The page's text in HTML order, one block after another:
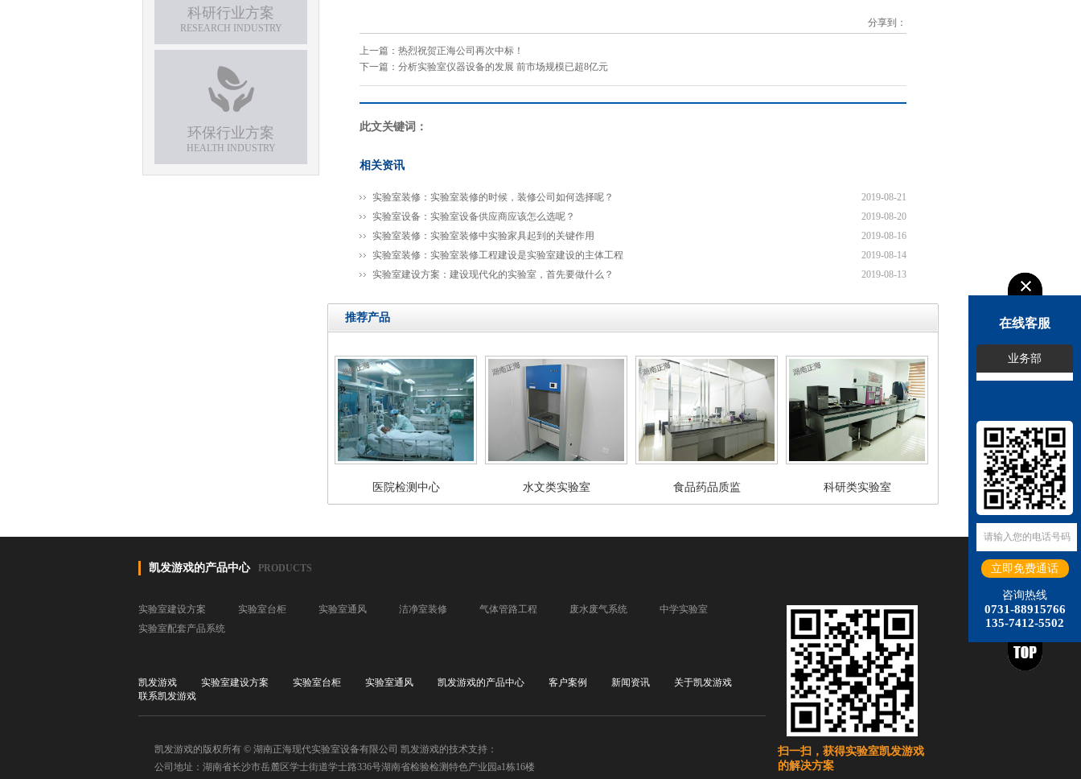
科研行业方案
RESEARCH INDUSTRY
环保行业方案
HEALTH INDUSTRY
分享到：
上一篇： 热烈祝贺正海公司再次中标！
下一篇： 分析实验室仪器设备的发展 前市场规模已超8亿元
此文关键词：
相关资讯
实验室装修：实验室装修的时候，装修公司如何选择呢？
2019-08-21
实验室设备：实验室设备供应商应该怎么选呢？
2019-08-20
实验室装修：实验室装修中实验家具起到的关键作用
2019-08-16
实验室装修：实验室装修工程建设是实验室建设的主体工程
2019-08-14
实验室建设方案：建设现代化的实验室，首先要做什么？
2019-08-13
推荐产品
医院检测中心 水文类实验室 食品药品质监 科研类实验室
凯发游戏的产品中心 PRODUCTS
实验室建设方案 实验室台柜 实验室通风 洁净室装修 气体管路工程 废水废气系统
中学实验室
实验室配套产品系统
凯发游戏 实验室建设方案 实验室台柜 实验室通风 凯发游戏的产品中心 客户案例 新闻资讯
关于凯发游戏
联系凯发游戏
凯发游戏的版权所有 © 湖南正海现代实验室设备有限公司 凯发游戏的技术支持：
公司地址：湖南省长沙市岳麓区学士街道学士路336号湖南省检验检测特色产业园a1栋16楼
扫一扫，获得实验室凯发游戏
的解决方案
在线客服
业务部
咨询热线
0731-88915766
135-7412-5502